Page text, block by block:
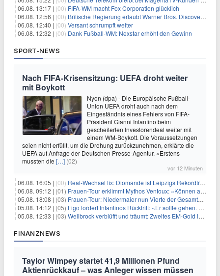
06.08. 13:17 | (00) FIFA-WM macht Fox Corporation glücklich
06.08. 12:56 | (00) Britische Regierung erlaubt Warner Bros. Discovery-Übernahme
06.08. 12:40 | (00) Versant schrumpft weiter
06.08. 12:32 | (00) Dank Fußball-WM: Nexstar erhöht den Gewinn
SPORT-NEWS
Nach FIFA-Krisensitzung: UEFA droht weiter
mit Boykott
Nyon (dpa) - Die Europäische Fußball-
Union UEFA droht auch nach dem
Eingeständnis eines Fehlers von FIFA-
Präsident Gianni Infantino beim
gescheiterten Investorendeal weiter mit
einem WM-Boykott. Die Voraussetzungen
seien nicht erfüllt, um die Drohung zurückzunehmen, erklärte die
UEFA auf Anfrage der Deutschen Presse-Agentur. «Erstens
mussten die […] (02)
vor 12 Minuten
06.08. 16:05 | (00) Real-Wechsel fix: Diomande ist Leipzigs Rekordtransfer
06.08. 09:12 | (01) Frauen-Tour erklimmt Mythos Ventoux: «Können alles schaffen»
05.08. 18:08 | (03) Frauen-Tour: Niedermaier nun Vierte der Gesamtwertung
05.08. 14:12 | (05) Figo fordert Infantinos Rücktritt: «Er sollte gehen. Jetzt»
05.08. 12:33 | (03) Wellbrock verblüfft und träumt: Zweites EM-Gold in Paris
FINANZNEWS
Taylor Wimpey startet 41,9 Millionen Pfund
Aktienrückkauf – was Anleger wissen müssen